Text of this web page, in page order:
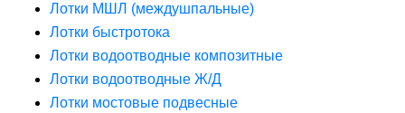
Лотки МШЛ (междушпальные)
Лотки быстротока
Лотки водоотводные композитные
Лотки водоотводные Ж/Д
Лотки мостовые подвесные